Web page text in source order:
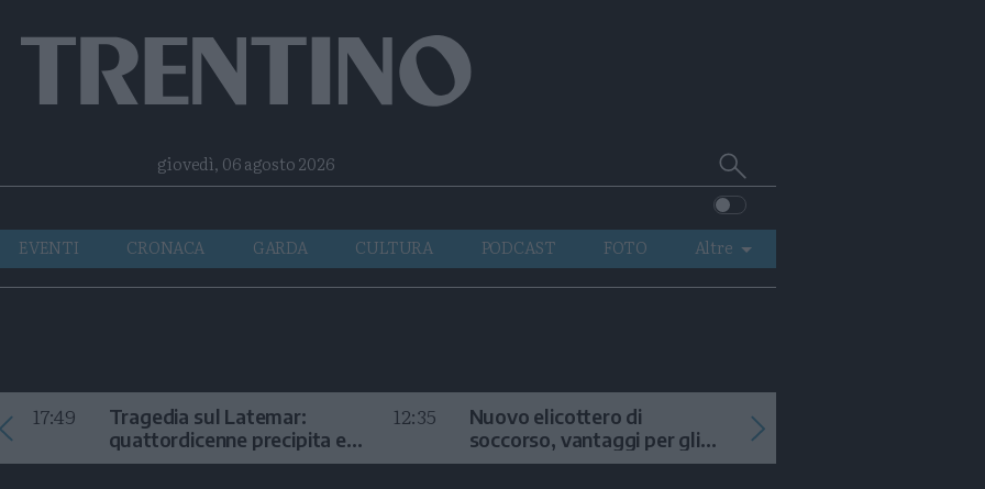
Telegram
RSSgiovedì, 06 agosto 2026 Cerca
su
Trentino
EVENTI CRONACA GARDA CULTURA PODCAST FOTO
Altre
VIDEO
17:49
Tragedia sul Latemar:
quattordicenne precipita e
muore
12:35
Nuovo elicottero di
soccorso, vantaggi per gli
interventi in alta quota